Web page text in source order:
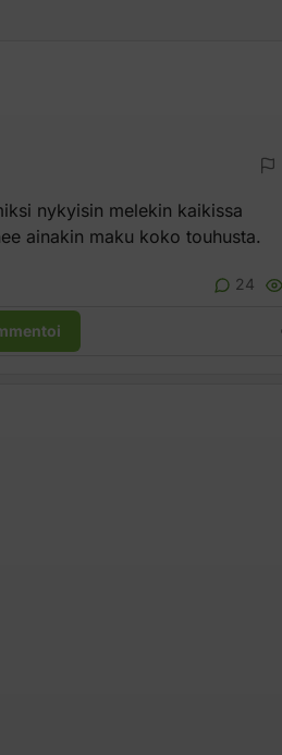
nykyisin melekin kaikissa
ainakin maku koko touhusta.
24